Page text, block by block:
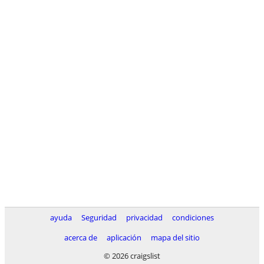
ayuda Seguridad privacidad
condiciones
acerca de
aplicación
mapa del sitio
© 2026 craigslist